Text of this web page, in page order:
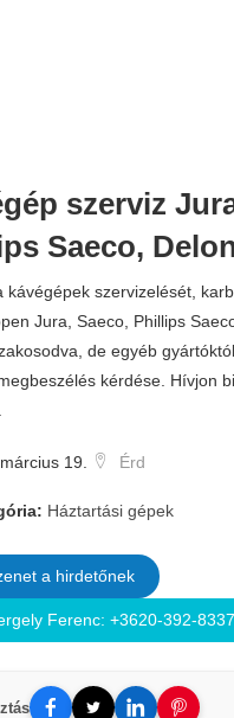
szerviz
Saeco,
kávégépek szervizelését,
Jura, Saeco, Phillips
de egyéb
kérdése. Hívjon
19. Érd
Háztartási gépek
a hirdetőnek
Ferenc: +3620-392-8337